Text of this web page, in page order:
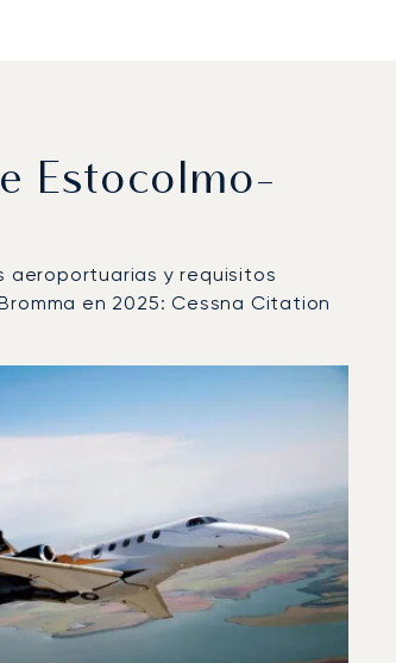
Estocolmo-
aeroportuarias y requisitos
en 2025: Cessna Citation